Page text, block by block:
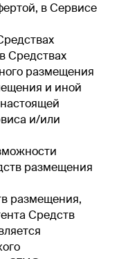
в Сервисе
Средствах
размещения
и иной
и/или
размещения
размещения,
Средств